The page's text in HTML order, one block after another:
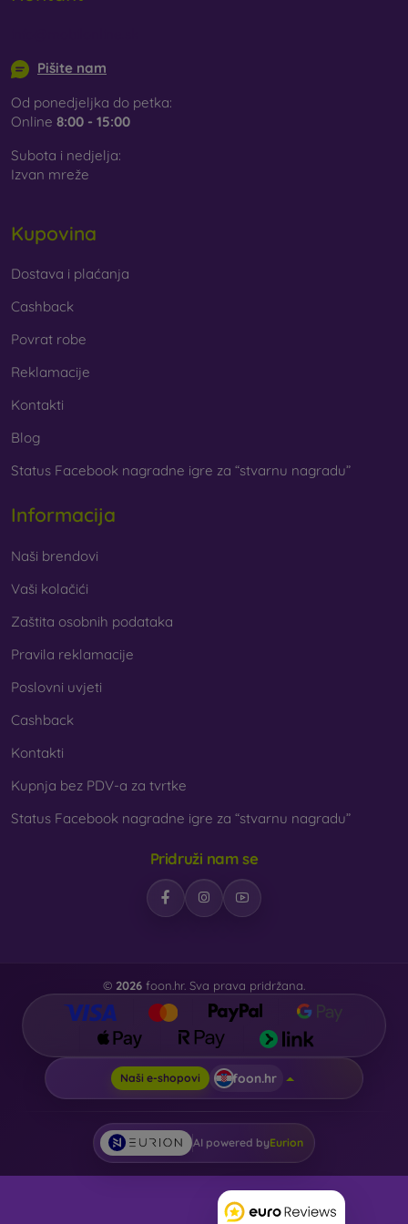
Pišite nam
Od ponedjeljka do petka:
Online 8:00 - 15:00
Subota i nedjelja:
Izvan mreže
Kupovina
Dostava i plaćanja
Cashback
Povrat robe
Reklamacije
Kontakti
Blog
Status Facebook nagradne igre za “stvarnu nagradu”
Informacija
Naši brendovi
Vaši kolačići
Zaštita osobnih podataka
Pravila reklamacije
Poslovni uvjeti
Cashback
Kontakti
Kupnja bez PDV-a za tvrtke
Status Facebook nagradne igre za “stvarnu nagradu”
Pridruži nam se
© 2026 foon.hr. Sva prava pridržana.
Naši e-shopovi foon.hr
AI powered byEurion